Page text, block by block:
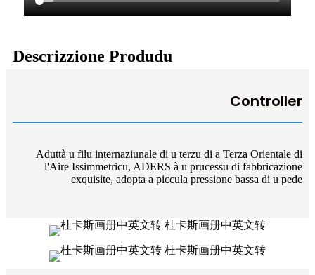
Descrizzione Produdu
Controller
Aduttà u filu internaziunale di u terzu di a Terza Orientale di
l'Aire Issimmetricu, ADERS à u prucessu di fabbricazione
exquisite, adopta a piccula pressione bassa di u pede